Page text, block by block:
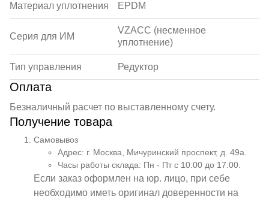
Материал уплотнения EPDM
Серия для ИМ
VZACC (несменное
уплотнение)
Тип управления Редуктор
Оплата
Безналичный расчет по выставленному счету.
Получение товара
Самовывоз
Адрес: г. Москва, Мичуринский проспект, д. 49а.
Часы работы склада: Пн - Пт с 10:00 до 17:00.
Если заказ оформлен на юр. лицо, при себе
необходимо иметь оригинал доверенности на